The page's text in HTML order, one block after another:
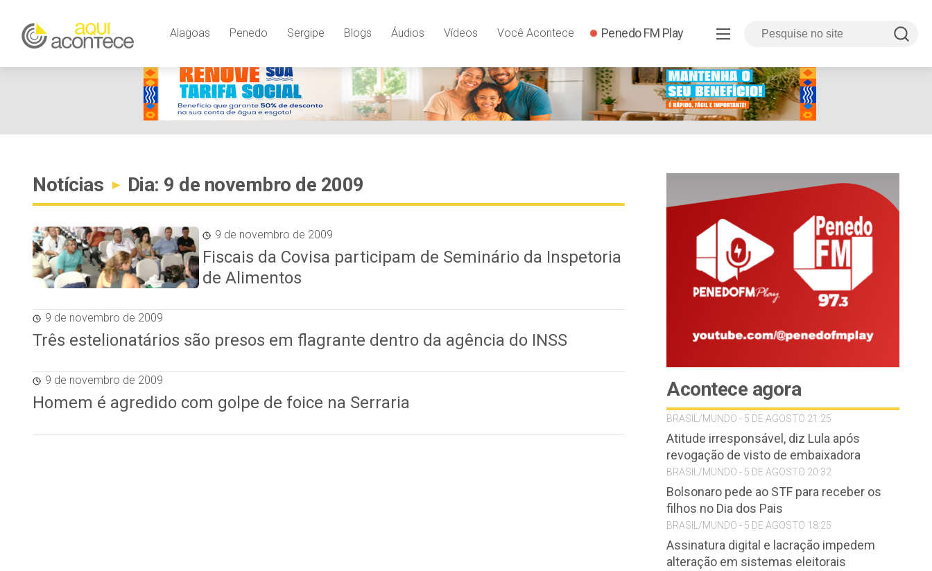
Alagoas Penedo Sergipe Blogs Áudios Vídeos Você Acontece Penedo FM Play
Notícias ▸ Dia: 9 de novembro de 2009
9 de novembro de 2009
Fiscais da Covisa participam de Seminário da Inspetoria
de Alimentos
9 de novembro de 2009
Três estelionatários são presos em flagrante dentro da agência do INSS
9 de novembro de 2009
Homem é agredido com golpe de foice na Serraria
Acontece agora
BRASIL/MUNDO - 5 DE AGOSTO 21:25
Atitude irresponsável, diz Lula após
revogação de visto de embaixadora
BRASIL/MUNDO - 5 DE AGOSTO 20:32
Bolsonaro pede ao STF para receber os
filhos no Dia dos Pais
BRASIL/MUNDO - 5 DE AGOSTO 18:25
Assinatura digital e lacração impedem
alteração em sistemas eleitorais